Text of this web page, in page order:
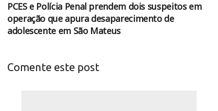
PCES e Polícia Penal prendem dois suspeitos em
operação que apura desaparecimento de
adolescente em São Mateus
Comente este post